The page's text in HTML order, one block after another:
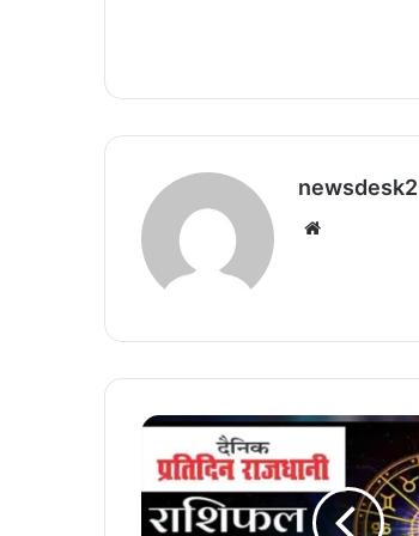
newsdesk2
A
K
a